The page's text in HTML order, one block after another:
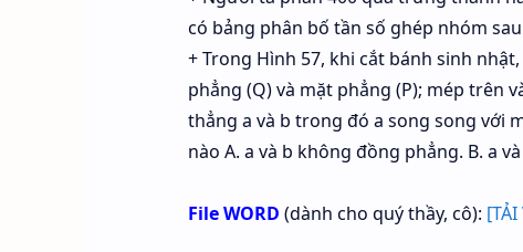
có bảng phân bố tần số ghép nhóm
+ Trong Hình 57, khi cắt bánh sinh
phẳng (Q) và mặt phẳng (P); mép trên
thẳng a và b trong đó a song song với
nào A. a và b không đồng phẳng. B. a
File WORD (dành cho quý thầy, cô):